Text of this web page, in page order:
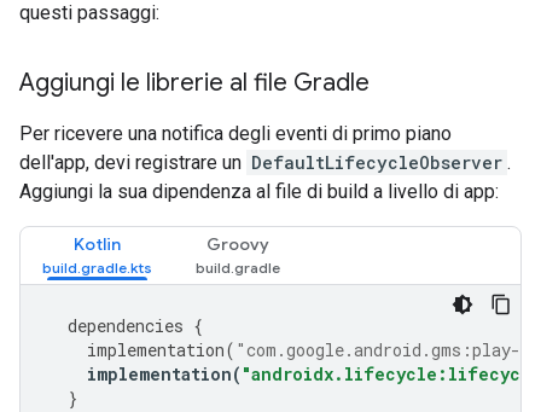
questi passaggi:
Aggiungi le librerie al file Gradle
Per ricevere una notifica degli eventi di primo piano
dell'app, devi registrare un DefaultLifecycleObserver .
Aggiungi la sua dipendenza al file di build a livello di app:
Kotlin Groovy
dependencies {
implementation( "com.google.android.gms:play-
implementation(
}